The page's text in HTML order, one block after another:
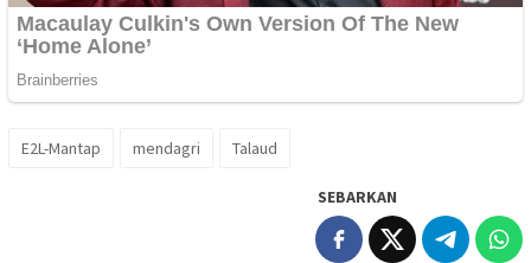
E2L-Mantap mendagri Talaud
SEBARKAN